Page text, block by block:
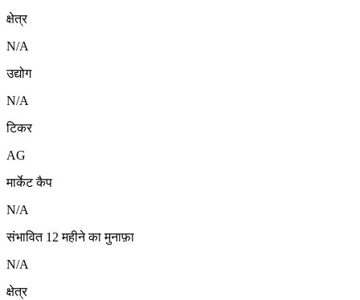
क्षेत्र
N/A
उद्योग
N/A
टिकर
AG
मार्केट कैप
N/A
संभावित 12 महीने का मुनाफ़ा
N/A
क्षेत्र